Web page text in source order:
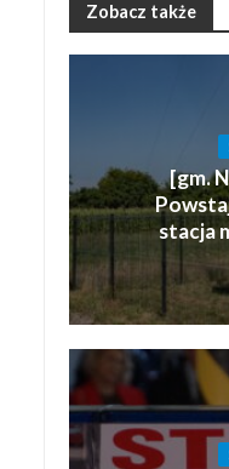
Zobacz także
[gm.
stacja